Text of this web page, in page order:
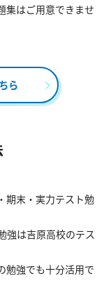
集はご用意できませ
ら
期末・実力テスト勉
強は吉原高校のテス
勉強でも十分活用で